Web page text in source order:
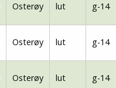
Osterøy lut g-14
Osterøy lut g-14
Osterøy lut g-14